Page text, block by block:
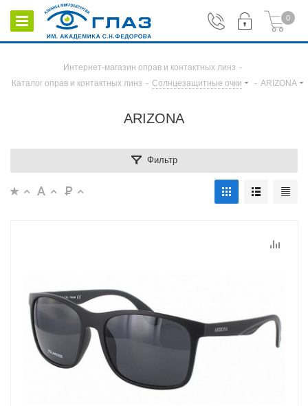
0
Интернет-магазин оправ и контактных линз -
Каталог оправ и контактных линз - Солнцезащитные очки - ARIZONA
ARIZONA
Фильтр